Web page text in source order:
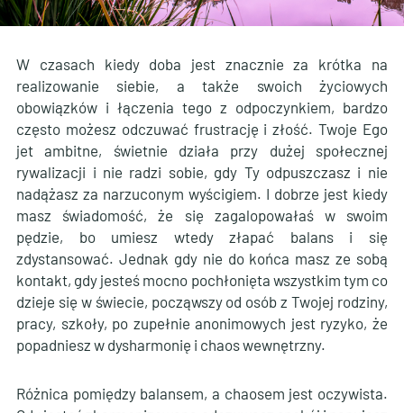
W czasach kiedy doba jest znacznie za krótka na
realizowanie siebie, a także swoich życiowych
obowiązków i łączenia tego z odpoczynkiem, bardzo
często możesz odczuwać frustrację i złość. Twoje Ego
jet ambitne, świetnie działa przy dużej społecznej
rywalizacji i nie radzi sobie, gdy Ty odpuszczasz i nie
nadążasz za narzuconym wyścigiem. I dobrze jest kiedy
masz świadomość, że się zagalopowałaś w swoim
pędzie, bo umiesz wtedy złapać balans i się
zdystansować. Jednak gdy nie do końca masz ze sobą
kontakt, gdy jesteś mocno pochłonięta wszystkim tym co
dzieje się w świecie, począwszy od osób z Twojej rodziny,
pracy, szkoły, po zupełnie anonimowych jest ryzyko, że
popadniesz w dysharmonię i chaos wewnętrzny.
Różnica pomiędzy balansem, a chaosem jest oczywista.